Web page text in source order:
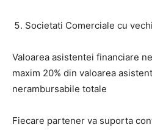
Societati Comerciale cu
Valoarea asistentei financiare
maxim 20% din valoarea
nerambursabile totale
Fiecare partener va suporta